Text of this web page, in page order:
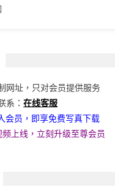
网址，只对会员提供服务
系： 在线客服
会员，即享免费写真下载
上线，立刻升级至尊会员